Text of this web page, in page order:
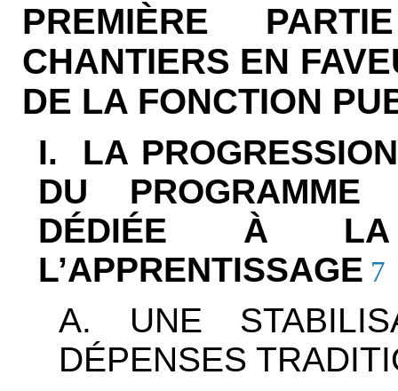
PREMIÈRE
CHANTIERS EN
DE LA FONCTION
I. LA
DU
DÉDIÉE À LA
L’APPRENTISSAGE 7
A. UNE
DÉPENSES